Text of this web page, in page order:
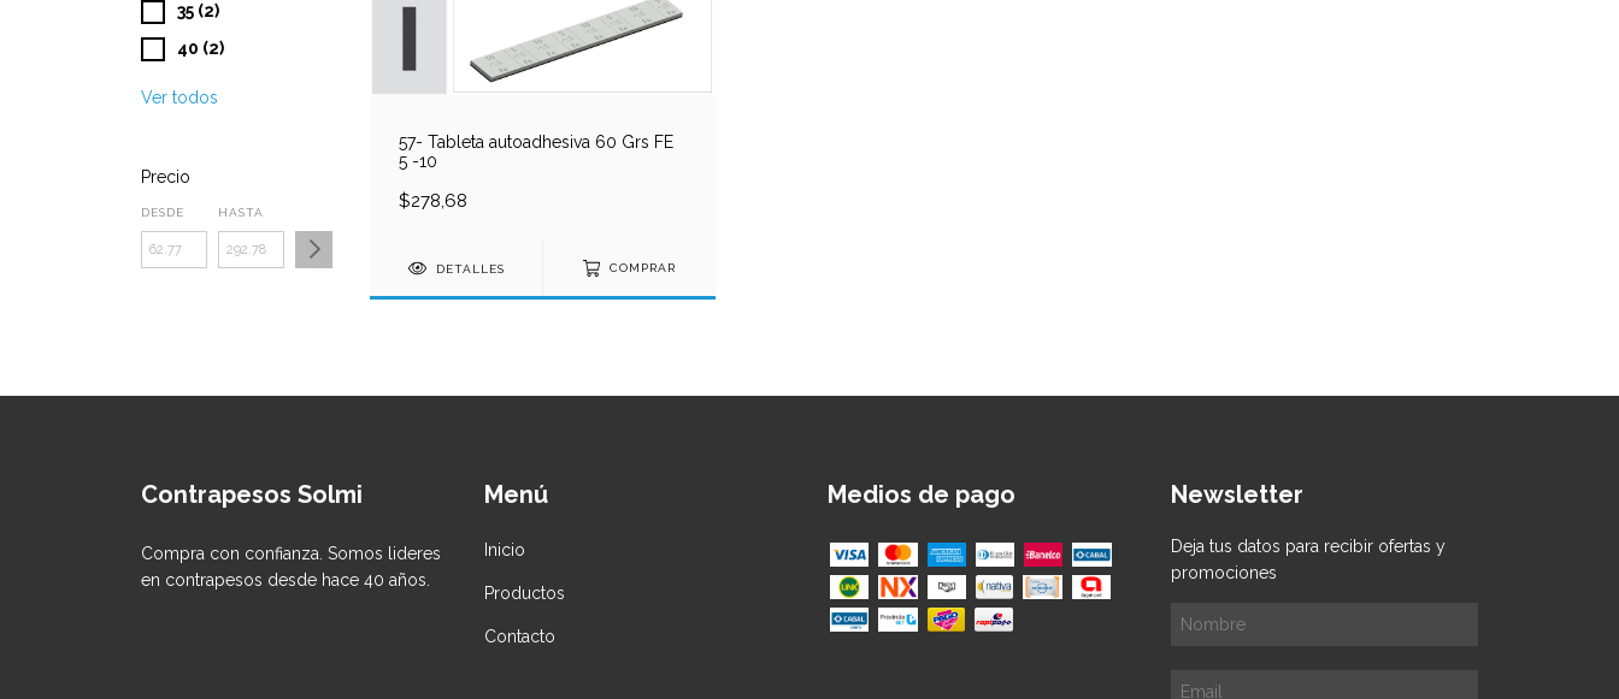
35 (2)
40 (2)
Ver todos
Precio
DESDE HASTA
57- Tableta autoadhesiva 60 Grs FE
5 -10
$278,68
DETALLES COMPRAR
Contrapesos Solmi
Compra con confianza. Somos lideres
en contrapesos desde hace 40 años.
Menú
Inicio
Productos
Contacto
Medios de pago Newsletter
Deja tus datos para recibir ofertas y
promociones